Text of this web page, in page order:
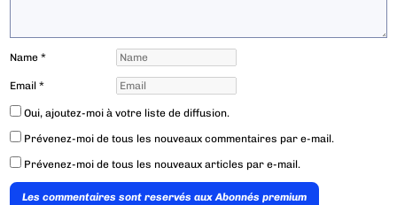
Name*
Email*
Oui, ajoutez-moi à votre liste de diffusion.
Prévenez-moi de tous les nouveaux commentaires par e-mail.
Prévenez-moi de tous les nouveaux articles par e-mail.
Les commentaires sont reservés aux Abonnés premium